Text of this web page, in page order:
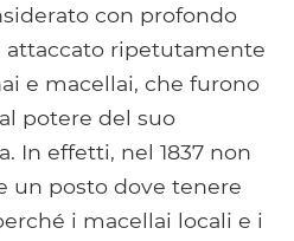
con profondo
attaccato ripetutamente
e macellai, che furono
potere del suo
In effetti, nel 1837 non
un posto dove tenere
i macellai locali e i